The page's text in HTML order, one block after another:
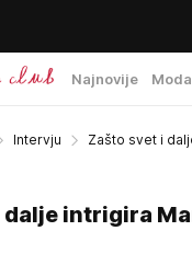
Najnovije Moda
Intervju
Zašto svet i
dalje intrigira